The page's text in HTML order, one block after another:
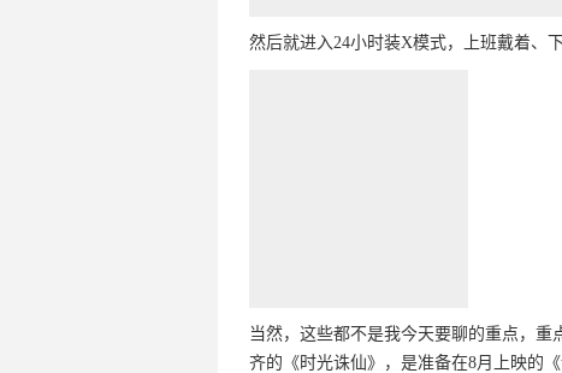
然后就进入24小时装X模式，上班戴着
当然，这些都不是我今天要聊的重点，
齐的《时光诛仙》，是准备在8月上映的